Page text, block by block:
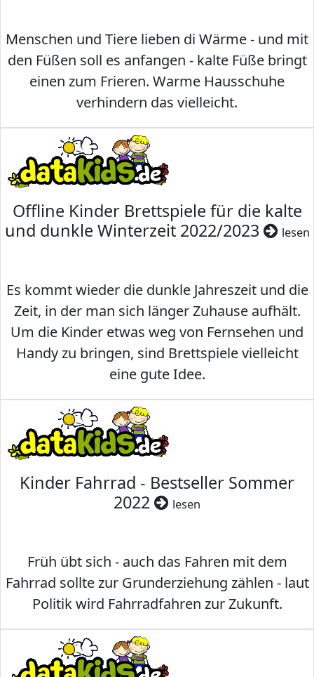
Menschen und Tiere lieben di Wärme - und mit
den Füßen soll es anfangen - kalte Füße bringt
einen zum Frieren. Warme Hausschuhe
verhindern das vielleicht.
Offline Kinder Brettspiele für die kalte
und dunkle Winterzeit 2022/2023
lesen
Es kommt wieder die dunkle Jahreszeit und die
Zeit, in der man sich länger Zuhause aufhält.
Um die Kinder etwas weg von Fernsehen und
Handy zu bringen, sind Brettspiele vielleicht
eine gute Idee.
Kinder Fahrrad - Bestseller Sommer
2022
lesen
Früh übt sich - auch das Fahren mit dem
Fahrrad sollte zur Grunderziehung zählen - laut
Politik wird Fahrradfahren zur Zukunft.